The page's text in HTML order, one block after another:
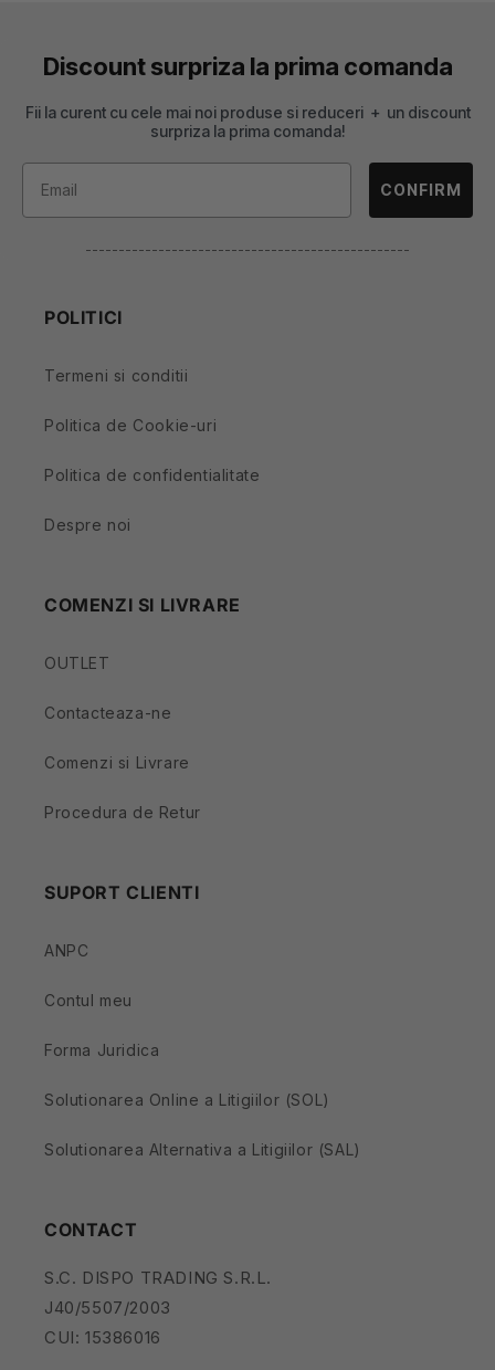
Discount surpriza la prima comanda
Fii la curent cu cele mai noi produse si reduceri + un discount
surpriza la prima comanda!
CONFIRM
-------------------------------------------------
POLITICI
Termeni si conditii
Politica de Cookie-uri
Politica de confidentialitate
Despre noi
COMENZI SI LIVRARE
OUTLET
Contacteaza-ne
Comenzi si Livrare
Procedura de Retur
SUPORT CLIENTI
ANPC
Contul meu
Forma Juridica
Solutionarea Online a Litigiilor (SOL)
Solutionarea Alternativa a Litigiilor (SAL)
CONTACT
S.C. DISPO TRADING S.R.L.
J40/5507/2003
CUI: 15386016